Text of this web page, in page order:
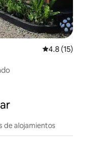
Calificación
4.8 (15)
de alojamientos